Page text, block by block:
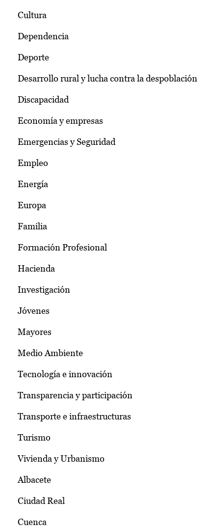
Cultura
Dependencia
Deporte
Desarrollo rural y lucha contra la despoblación
Discapacidad
Economía y empresas
Emergencias y Seguridad
Empleo
Energía
Europa
Familia
Formación Profesional
Hacienda
Investigación
Jóvenes
Mayores
Medio Ambiente
Tecnología e innovación
Transparencia y participación
Transporte e infraestructuras
Turismo
Vivienda y Urbanismo
Albacete
Ciudad Real
Cuenca